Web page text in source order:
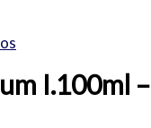
I.100ml –